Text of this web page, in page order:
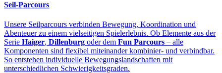
Seil-Parcours
Unsere Seilparcours verbinden Bewegung, Koordination und
Abenteuer zu einem vielseitigen Spielerlebnis. Ob Elemente aus der
Serie Haiger, Dillenburg oder dem Fun Parcours – alle
Komponenten sind flexibel miteinander kombinier- und verbindbar.
So entstehen individuelle Bewegungslandschaften mit
unterschiedlichen Schwierigkeitsgraden.